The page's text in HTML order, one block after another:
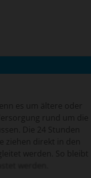
es um ältere oder
rund um die
Die 24 Stunden
ziehen direkt in den
werden. So bleibt